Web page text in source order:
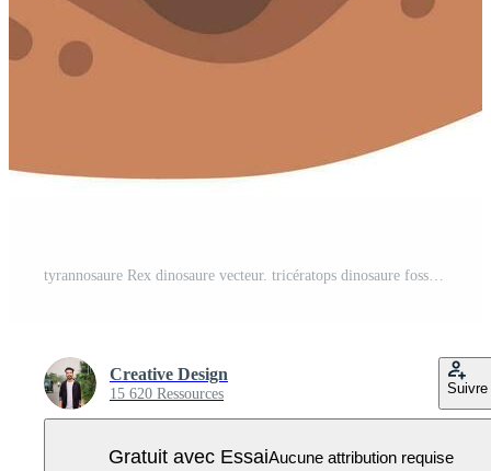
Creative Design
15 620 Ressources Suivre
Gratuit avec EssaiAucune attribution requise